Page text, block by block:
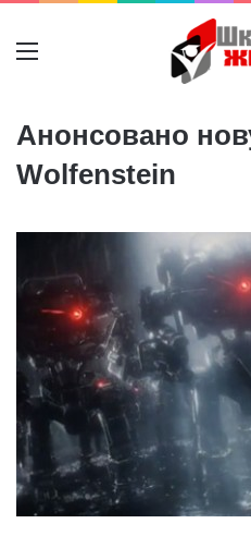
Меню
Анонсовано
Wolfenstein